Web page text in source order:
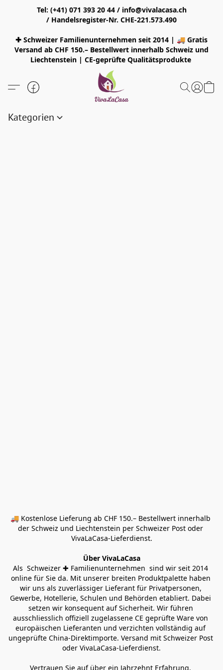
Tel: (+41) 071 393 20 44 / info@vivalacasa.ch
/ Handelsregister-Nr. CHE-221.573.490
✚ Schweizer Familienunternehmen seit 2014 | 🚚 Gratis
Versand ab CHF 150.– Bestellwert innerhalb Schweiz und
Liechtenstein | CE-geprüfte Qualitätsprodukte
Kategorien
🚚 Kostenlose Lieferung ab CHF 150.– Bestellwert innerhalb
der Schweiz und Liechtenstein per Schweizer Post oder
VivaLaCasa-Lieferdienst.
Über VivaLaCasa
Als  Schweizer ✚ Familienunternehmen  sind wir seit 2014
online für Sie da. Mit unserer breiten Produktpalette haben
wir uns als zuverlässiger Lieferant für Privatpersonen,
Gewerbe, Hotellerie, Schulen und Behörden etabliert. Dabei
setzen wir konsequent auf Sicherheit. Wir führen
ausschliesslich offiziell zugelassene CE geprüfte Ware von
europäischen Lieferanten und verzichten vollständig auf
ungeprüfte China-Direktimporte. Versand mit Schweizer Post
oder VivaLaCasa-Lieferdienst.
Vertrauen Sie auf über ein Jahrzehnt Erfahrung,